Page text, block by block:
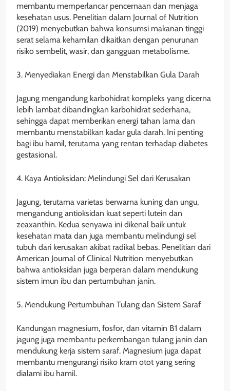
membantu memperlancar pencernaan dan menjaga
kesehatan usus. Penelitian dalam Journal of Nutrition
(2019) menyebutkan bahwa konsumsi makanan tinggi
serat selama kehamilan dikaitkan dengan penurunan
risiko sembelit, wasir, dan gangguan metabolisme.
3. Menyediakan Energi dan Menstabilkan Gula Darah
Jagung mengandung karbohidrat kompleks yang dicerna
lebih lambat dibandingkan karbohidrat sederhana,
sehingga dapat memberikan energi tahan lama dan
membantu menstabilkan kadar gula darah. Ini penting
bagi ibu hamil, terutama yang rentan terhadap diabetes
gestasional.
4. Kaya Antioksidan: Melindungi Sel dari Kerusakan
Jagung, terutama varietas berwarna kuning dan ungu,
mengandung antioksidan kuat seperti lutein dan
zeaxanthin. Kedua senyawa ini dikenal baik untuk
kesehatan mata dan juga membantu melindungi sel
tubuh dari kerusakan akibat radikal bebas. Penelitian dari
American Journal of Clinical Nutrition menyebutkan
bahwa antioksidan juga berperan dalam mendukung
sistem imun ibu dan pertumbuhan janin.
5. Mendukung Pertumbuhan Tulang dan Sistem Saraf
Kandungan magnesium, fosfor, dan vitamin B1 dalam
jagung juga membantu perkembangan tulang janin dan
mendukung kerja sistem saraf. Magnesium juga dapat
membantu mengurangi risiko kram otot yang sering
dialami ibu hamil.